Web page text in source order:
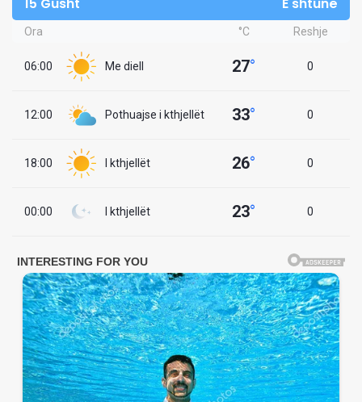
Ora °C Reshje
06:00 Me diell 27° 0
12:00 Pothuajse i kthjellët 33° 0
18:00 I kthjellët 26° 0
00:00 I kthjellët 23° 0